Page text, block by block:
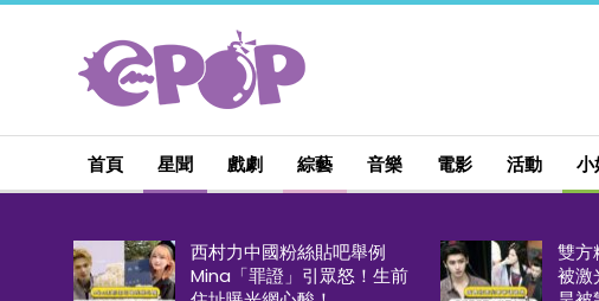
首頁 星聞 戲劇 綜藝 音樂 電影 活動 小
西村力中國粉絲貼吧舉例
Mina「罪證」引眾怒！生前
雙方
被激